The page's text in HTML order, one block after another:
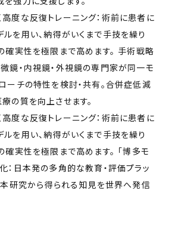
度な反復トレーニング：術前に患者に
を用い、納得がいくまで手技を繰り
確実性を極限まで高めます。 手術戦略
鏡・内視鏡・外視鏡の専門家が同一モ
ーチの特性を検討・共有。合併症低減
の質を向上させます。
度な反復トレーニング：術前に患者に
を用い、納得がいくまで手技を繰り
確実性を極限まで高めます。 「博多モ
：日本発の多角的な教育・評価プラッ
本研究から得られる知見を世界へ発信